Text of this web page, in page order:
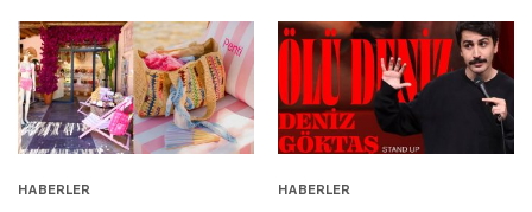
HABERLER HABERLER